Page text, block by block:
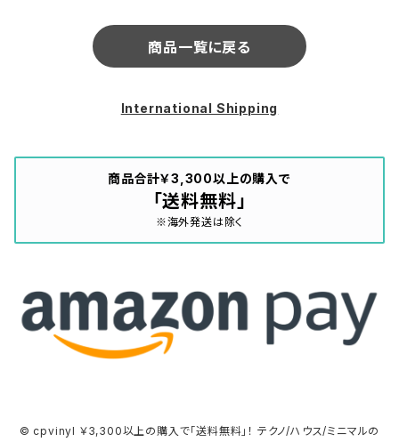
商品一覧に戻る
International Shipping
商品合計￥3,300以上の購入で
「送料無料」
※海外発送は除く
© cpvinyl ￥3,300以上の購入で「送料無料」！ テクノ/ハウス/ミニマルの